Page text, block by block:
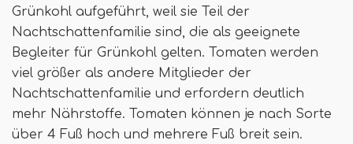
Grünkohl aufgeführt, weil sie Teil der
Nachtschattenfamilie sind, die als geeignete
Begleiter für Grünkohl gelten. Tomaten werden
viel größer als andere Mitglieder der
Nachtschattenfamilie und erfordern deutlich
mehr Nährstoffe. Tomaten können je nach Sorte
über 4 Fuß hoch und mehrere Fuß breit sein.